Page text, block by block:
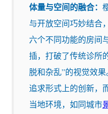
体量与空间的融合：
与开放空间巧妙结合
六个不同功能的房间
插，打破了传统诊所
脱和杂乱”的视觉效
追求形式上的创新，
当地环境，如同城市